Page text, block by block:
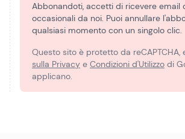
Abbonandoti, accetti di ricevere email
occasionali da noi. Puoi annullare
qualsiasi momento con un singolo clic.
Questo sito è protetto da reCAPTCHA,
sulla Privacy e Condizioni d'Utilizzo di
applicano.